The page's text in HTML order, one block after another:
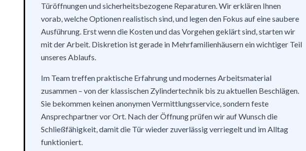
Türöffnungen und sicherheitsbezogene Reparaturen. Wir erklären Ihnen
vorab, welche Optionen realistisch sind, und legen den Fokus auf eine saubere
Ausführung. Erst wenn die Kosten und das Vorgehen geklärt sind, starten wir
mit der Arbeit. Diskretion ist gerade in Mehrfamilienhäusern ein wichtiger Teil
unseres Ablaufs.
Im Team treffen praktische Erfahrung und modernes Arbeitsmaterial
zusammen – von der klassischen Zylindertechnik bis zu aktuellen Beschlägen.
Sie bekommen keinen anonymen Vermittlungsservice, sondern feste
Ansprechpartner vor Ort. Nach der Öffnung prüfen wir auf Wunsch die
Schließfähigkeit, damit die Tür wieder zuverlässig verriegelt und im Alltag
funktioniert.